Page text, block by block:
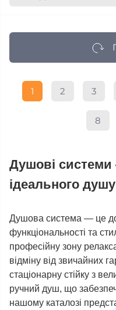
1 2 3
8
Душові
ідеального
Душова система — це
функціональності та
професійну зону
відміну від звичайних
стаціонарну стійку з
ручний душ, що
нашому каталозі